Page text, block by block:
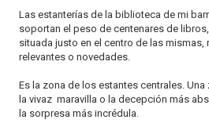
Las estanterías de la biblioteca de mi
soportan el peso de centenares de
situada justo en el centro de las mismas,
relevantes o novedades.
Es la zona de los estantes centrales.
la vivaz maravilla o la decepción más
la sorpresa más incrédula.